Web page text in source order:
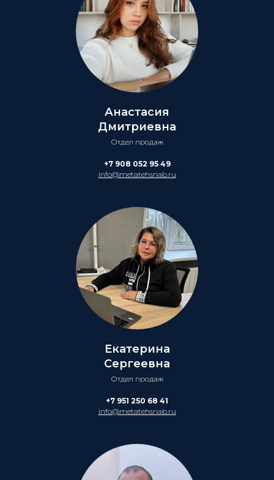
Анастасия
Дмитриевна
Отдел продаж
+7 908 052 95 49
info@metatehsnab.ru
Екатерина
Сергеевна
Отдел продаж
+7 951 250 68 41
info@metatehsnab.ru